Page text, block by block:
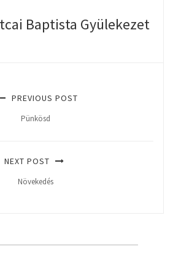
Baptista Gyülekezet
PREVIOUS POST
Pünkösd
NEXT POST
Növekedés